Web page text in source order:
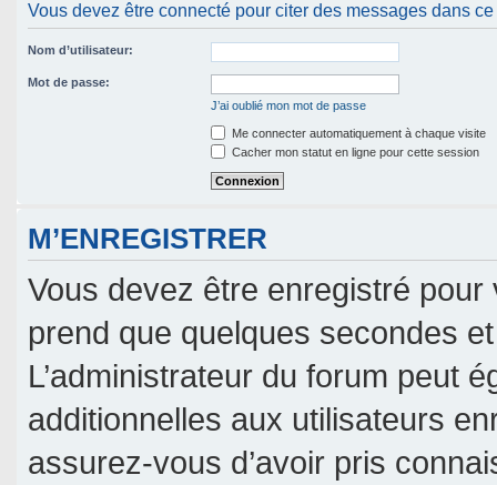
Vous devez être connecté pour citer des messages dans ce
Nom d’utilisateur:
Mot de passe:
J’ai oublié mon mot de passe
Me connecter automatiquement à chaque visite
Cacher mon statut en ligne pour cette session
M’ENREGISTRER
Vous devez être enregistré pour
prend que quelques secondes
L’administrateur du forum peut
additionnelles aux utilisateurs
assurez-vous d’avoir pris